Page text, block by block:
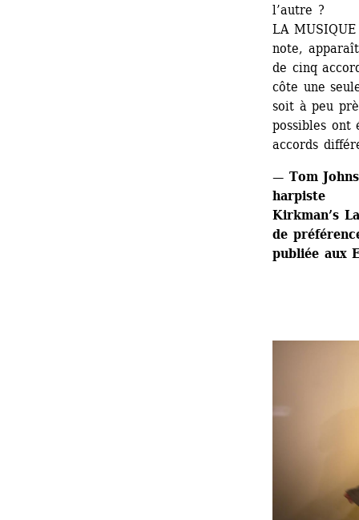
l’autre ?
LA
note,
de cinq
côte une
soit à peu
possibles ont
accords
— Tom
harpiste
Kirkman’s
de
publiée aux